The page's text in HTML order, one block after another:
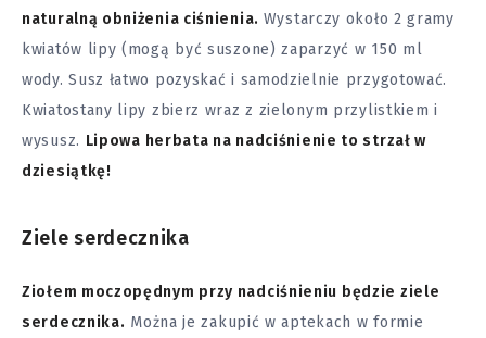
naturalną obniżenia ciśnienia. Wystarczy około 2 gramy
kwiatów lipy (mogą być suszone) zaparzyć w 150 ml
wody. Susz łatwo pozyskać i samodzielnie przygotować.
Kwiatostany lipy zbierz wraz z zielonym przylistkiem i
wysusz. Lipowa herbata na nadciśnienie to strzał w
dziesiątkę!
Ziele serdecznika
Ziołem moczopędnym przy nadciśnieniu będzie ziele
serdecznika. Można je zakupić w aptekach w formie